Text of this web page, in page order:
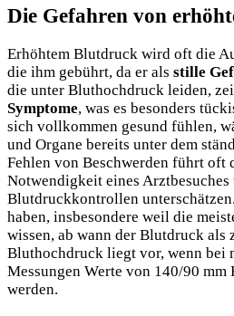
Die Gefahren von
Erhöhtem Blutdruck wird oft die
die ihm gebührt, da er als stille
die unter Bluthochdruck leiden,
Symptome, was es besonders
sich vollkommen gesund fühlen,
und Organe bereits unter dem
Fehlen von Beschwerden führt oft
Notwendigkeit eines
Blutdruckkontrollen
haben, insbesondere weil die
wissen, ab wann der Blutdruck als
Bluthochdruck liegt vor, wenn bei
Messungen Werte von 140/90
werden.